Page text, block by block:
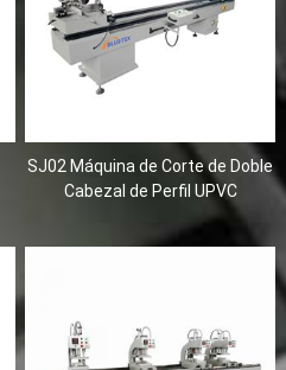
SJ02 Máquina de Corte de Doble
Cabezal de Perfil UPVC